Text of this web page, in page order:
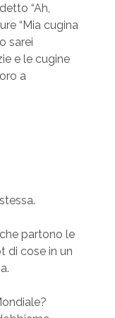
“Ah,
“Mia cugina
sarei
e le cugine
a
partono le
di cose in un